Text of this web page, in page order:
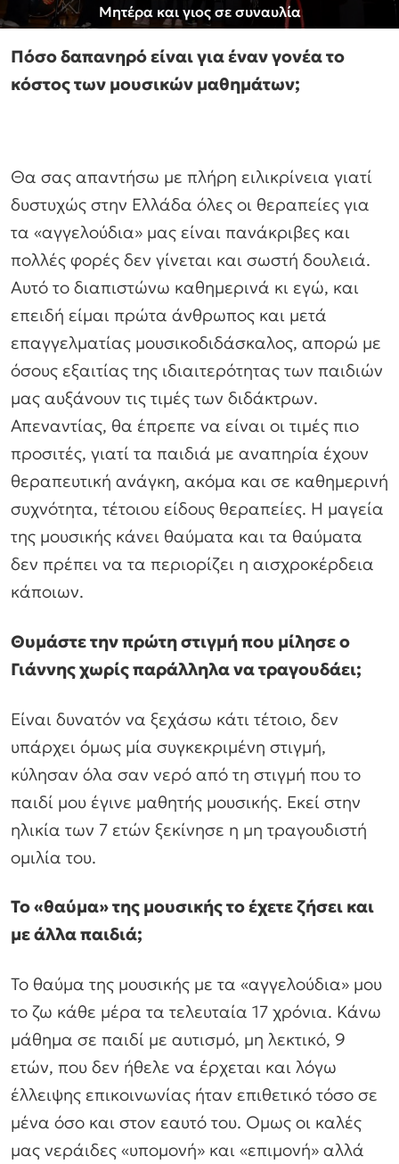
Μητέρα και γιος σε συναυλία
Πόσο δαπανηρό είναι για έναν γονέα το
κόστος των μουσικών μαθημάτων;
Θα σας απαντήσω με πλήρη ειλικρίνεια γιατί
δυστυχώς στην Ελλάδα όλες οι θεραπείες για
τα «αγγελούδια» μας είναι πανάκριβες και
πολλές φορές δεν γίνεται και σωστή δουλειά.
Αυτό το διαπιστώνω καθημερινά κι εγώ, και
επειδή είμαι πρώτα άνθρωπος και μετά
επαγγελματίας μουσικοδιδάσκαλος, απορώ με
όσους εξαιτίας της ιδιαιτερότητας των παιδιών
μας αυξάνουν τις τιμές των διδάκτρων.
Απεναντίας, θα έπρεπε να είναι οι τιμές πιο
προσιτές, γιατί τα παιδιά με αναπηρία έχουν
θεραπευτική ανάγκη, ακόμα και σε καθημερινή
συχνότητα, τέτοιου είδους θεραπείες. Η μαγεία
της μουσικής κάνει θαύματα και τα θαύματα
δεν πρέπει να τα περιορίζει η αισχροκέρδεια
κάποιων.
Θυμάστε την πρώτη στιγμή που μίλησε ο
Γιάννης χωρίς παράλληλα να τραγουδάει;
Είναι δυνατόν να ξεχάσω κάτι τέτοιο, δεν
υπάρχει όμως μία συγκεκριμένη στιγμή,
κύλησαν όλα σαν νερό από τη στιγμή που το
παιδί μου έγινε μαθητής μουσικής. Εκεί στην
ηλικία των 7 ετών ξεκίνησε η μη τραγουδιστή
ομιλία του.
Το «θαύμα» της μουσικής το έχετε ζήσει και
με άλλα παιδιά;
Το θαύμα της μουσικής με τα «αγγελούδια» μου
το ζω κάθε μέρα τα τελευταία 17 χρόνια. Κάνω
μάθημα σε παιδί με αυτισμό, μη λεκτικό, 9
ετών, που δεν ήθελε να έρχεται και λόγω
έλλειψης επικοινωνίας ήταν επιθετικό τόσο σε
μένα όσο και στον εαυτό του. Ομως οι καλές
μας νεράιδες «υπομονή» και «επιμονή» αλλά